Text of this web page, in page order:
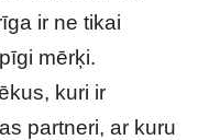
ir ne tikai
mērķi.
kuri ir
partneri, ar kuru